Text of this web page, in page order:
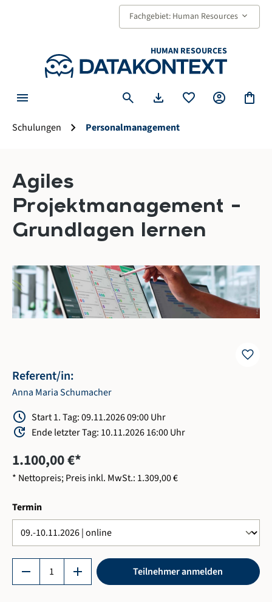
Fachgebiet: Human Resources keyboard_arrow_down
HUMAN RESOURCES
menu search download favorite account_circle shopping_bag
Schulungen chevron_right Personalmanagement
Agiles
Projektmanagement –
Grundlagen lernen
favorite
Referent/in:
Anna Maria Schumacher
Schedule Start 1. Tag: 09.11.2026 09:00 Uhr
Update Ende letzter Tag: 10.11.2026 16:00 Uhr
1.100,00 €*
* Nettopreis; Preis inkl. MwSt.: 1.309,00 €
Terminauswählen
Produkt Anzahl: Gib den gewünschten Wert
remove add Teilnehmer anmelden